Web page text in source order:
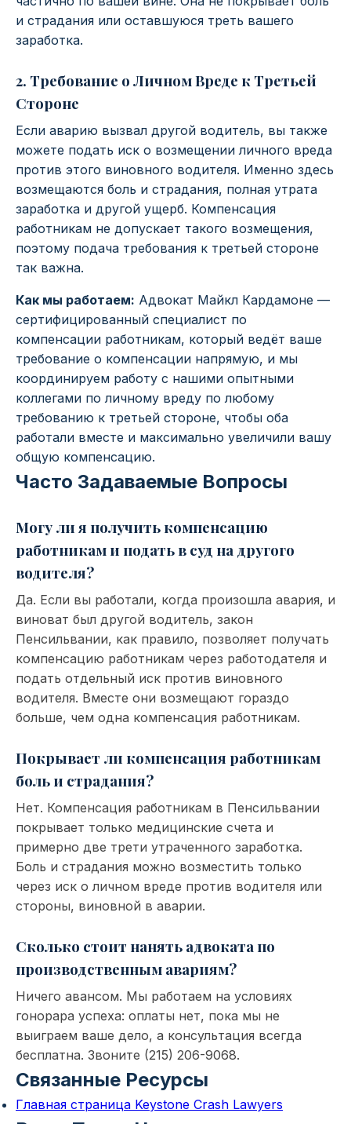
и страдания или оставшуюся треть вашего
заработка.
2. Требование о Личном Вреде к Третьей
Стороне
Если аварию вызвал другой водитель, вы также
можете подать иск о возмещении личного вреда
против этого виновного водителя. Именно здесь
возмещаются боль и страдания, полная утрата
заработка и другой ущерб. Компенсация
работникам не допускает такого возмещения,
поэтому подача требования к третьей стороне
так важна.
Как мы работаем: Адвокат Майкл Кардамоне —
сертифицированный специалист по
компенсации работникам, который ведёт ваше
требование о компенсации напрямую, и мы
координируем работу с нашими опытными
коллегами по личному вреду по любому
требованию к третьей стороне, чтобы оба
работали вместе и максимально увеличили вашу
общую компенсацию.
Часто Задаваемые Вопросы
Могу ли я получить компенсацию
работникам и подать в суд на другого
водителя?
Да. Если вы работали, когда произошла авария, и
виноват был другой водитель, закон
Пенсильвании, как правило, позволяет получать
компенсацию работникам через работодателя и
подать отдельный иск против виновного
водителя. Вместе они возмещают гораздо
больше, чем одна компенсация работникам.
Покрывает ли компенсация работникам
боль и страдания?
Нет. Компенсация работникам в Пенсильвании
покрывает только медицинские счета и
примерно две трети утраченного заработка.
Боль и страдания можно возместить только
через иск о личном вреде против водителя или
стороны, виновной в аварии.
Сколько стоит нанять адвоката по
производственным авариям?
Ничего авансом. Мы работаем на условиях
гонорара успеха: оплаты нет, пока мы не
выиграем ваше дело, а консультация всегда
бесплатна. Звоните (215) 206-9068.
Связанные Ресурсы
Главная страница Keystone Crash Lawyers